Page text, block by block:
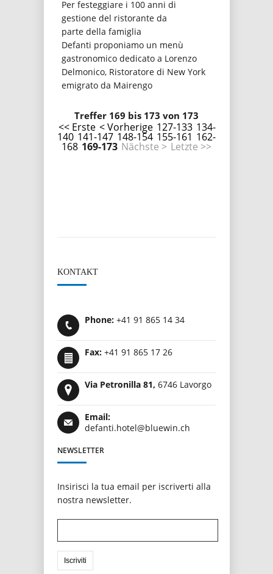
Per festeggiare i 100 anni di
gestione del ristorante da
parte della famiglia
Defanti proponiamo un menù
gastronomico dedicato a Lorenzo
Delmonico, Ristoratore di New York
emigrato da Mairengo
Treffer 169 bis 173 von 173
<< Erste < Vorherige 127-133 134-
140 141-147 148-154 155-161 162-
168 169-173 Nächste > Letzte >>
KONTAKT
Phone: +41 91 865 14 34
Fax: +41 91 865 17 26
Via Petronilla 81, 6746 Lavorgo
Email:
defanti.hotel@bluewin.ch
NEWSLETTER
Insirisci la tua email per iscriverti alla
nostra newsletter.